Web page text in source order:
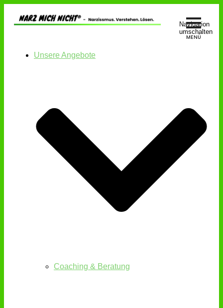
Navigation
umschalten
Unsere Angebote
Coaching & Beratung